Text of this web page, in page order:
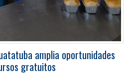
amplia oportunidades
gratuitos